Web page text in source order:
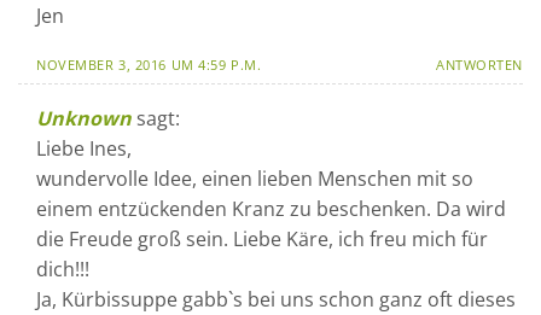
Jen
NOVEMBER 3, 2016 UM 4:59 P.M. ANTWORTEN
Unknown sagt:
Liebe Ines,
wundervolle Idee, einen lieben Menschen mit so
einem entzückenden Kranz zu beschenken. Da wird
die Freude groß sein. Liebe Käre, ich freu mich für
dich!!!
Ja, Kürbissuppe gabb`s bei uns schon ganz oft dieses